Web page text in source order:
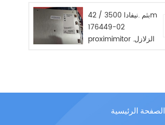
بثم .نيفادا 3500 / 42m
176449-02
proximimitor .الزلازل
الصفحة الرئيسية